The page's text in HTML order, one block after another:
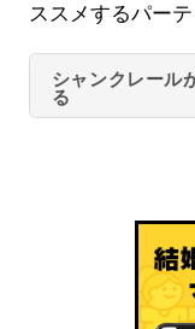
ススメするパー
シャンクレール
る